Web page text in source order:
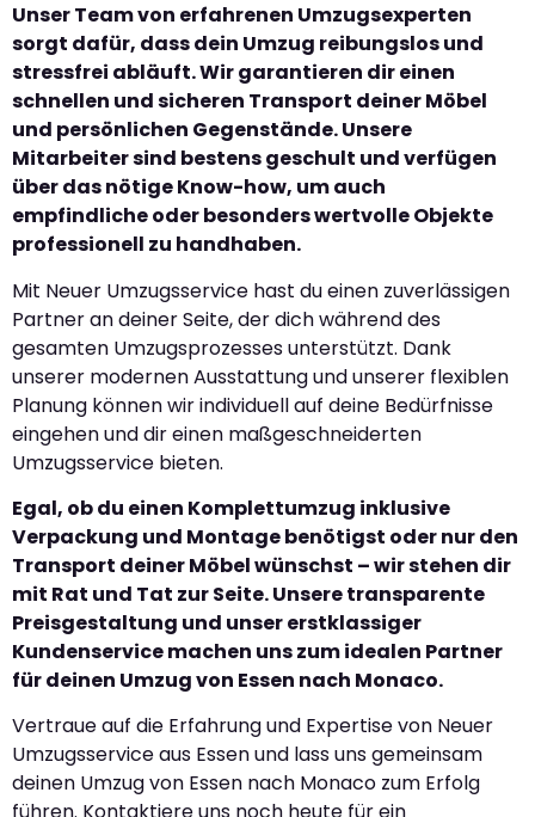
Unser Team von erfahrenen Umzugsexperten
sorgt dafür, dass dein Umzug reibungslos und
stressfrei abläuft. Wir garantieren dir einen
schnellen und sicheren Transport deiner Möbel
und persönlichen Gegenstände. Unsere
Mitarbeiter sind bestens geschult und verfügen
über das nötige Know-how, um auch
empfindliche oder besonders wertvolle Objekte
professionell zu handhaben.
Mit Neuer Umzugsservice hast du einen zuverlässigen
Partner an deiner Seite, der dich während des
gesamten Umzugsprozesses unterstützt. Dank
unserer modernen Ausstattung und unserer flexiblen
Planung können wir individuell auf deine Bedürfnisse
eingehen und dir einen maßgeschneiderten
Umzugsservice bieten.
Egal, ob du einen Komplettumzug inklusive
Verpackung und Montage benötigst oder nur den
Transport deiner Möbel wünschst – wir stehen dir
mit Rat und Tat zur Seite. Unsere transparente
Preisgestaltung und unser erstklassiger
Kundenservice machen uns zum idealen Partner
für deinen Umzug von Essen nach Monaco.
Vertraue auf die Erfahrung und Expertise von Neuer
Umzugsservice aus Essen und lass uns gemeinsam
deinen Umzug von Essen nach Monaco zum Erfolg